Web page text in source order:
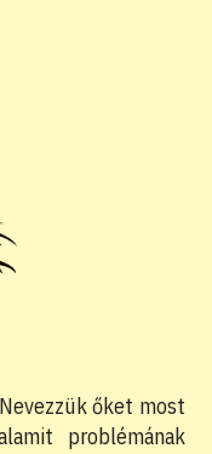
őket most
problémának